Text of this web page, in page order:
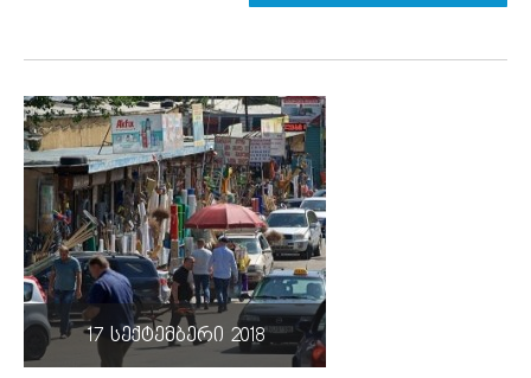
17 სექტემბერი 2018